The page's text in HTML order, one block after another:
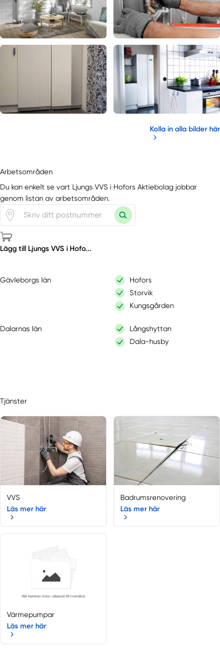
Kolla in alla bilder här
Arbetsområden
Du kan enkelt se vart Ljungs VVS i Hofors Aktiebolag jobbar
genom listan av arbetsområden.
Lägg till Ljungs VVS i Hofo...
Gävleborgs län
Hofors
Storvik
Kungsgården
Dalarnas län
Långshyttan
Dala-husby
Tjänster
VVS
Läs mer här
Badrumsrenovering
Läs mer här
Värmepumpar
Läs mer här